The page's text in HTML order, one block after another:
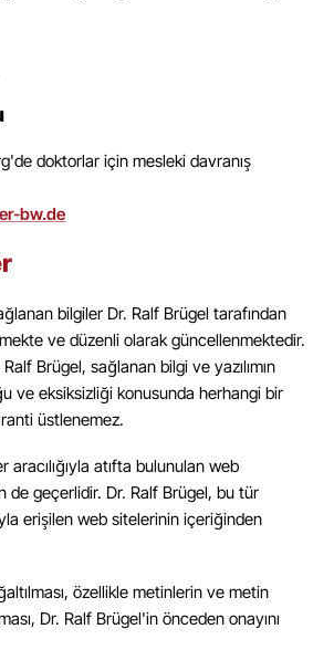
doktorlar için mesleki davranış
bw.de
bilgiler Dr. Ralf Brügel tarafından
ve düzenli olarak güncellenmektedir.
Brügel, sağlanan bilgi ve yazılımın
ve eksiksizliği konusunda herhangi bir
üstlenemez.
aracılığıyla atıfta bulunulan web
de geçerlidir. Dr. Ralf Brügel, bu tür
erişilen web sitelerinin içeriğinden
özellikle metinlerin ve metin
Dr. Ralf Brügel'in önceden onayını